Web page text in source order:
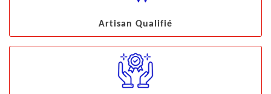
Artisan Qualifié